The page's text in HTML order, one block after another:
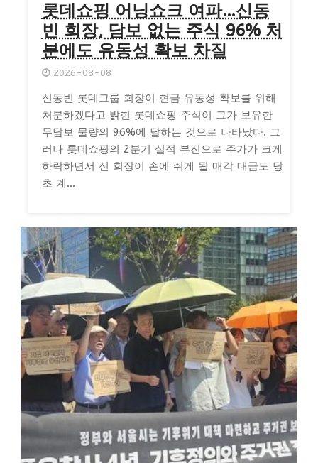
롯데쇼핑 어닝쇼크 여파…신동
빈 회장, 담보 없는 주식 96% 처
분에도 유동성 확보 차질
2026-08-08
신동빈 롯데그룹 회장이 현금 유동성 확보를 위해
처분하겠다고 밝힌 롯데쇼핑 주식이 그가 보유한
무담보 물량의 96%에 달하는 것으로 나타났다. 그
러나 롯데쇼핑의 2분기 실적 부진으로 주가가 크게
하락하면서 신 회장이 손에 쥐게 될 매각 대금도 당
초 계...